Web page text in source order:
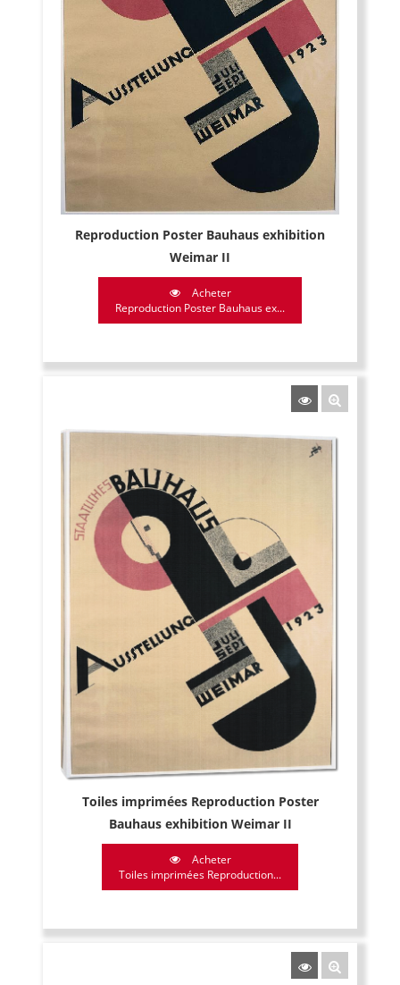
Reproduction Poster Bauhaus exhibition
Weimar II
Acheter
Reproduction Poster Bauhaus ex...
Toiles imprimées Reproduction Poster
Bauhaus exhibition Weimar II
Acheter
Toiles imprimées Reproduction...